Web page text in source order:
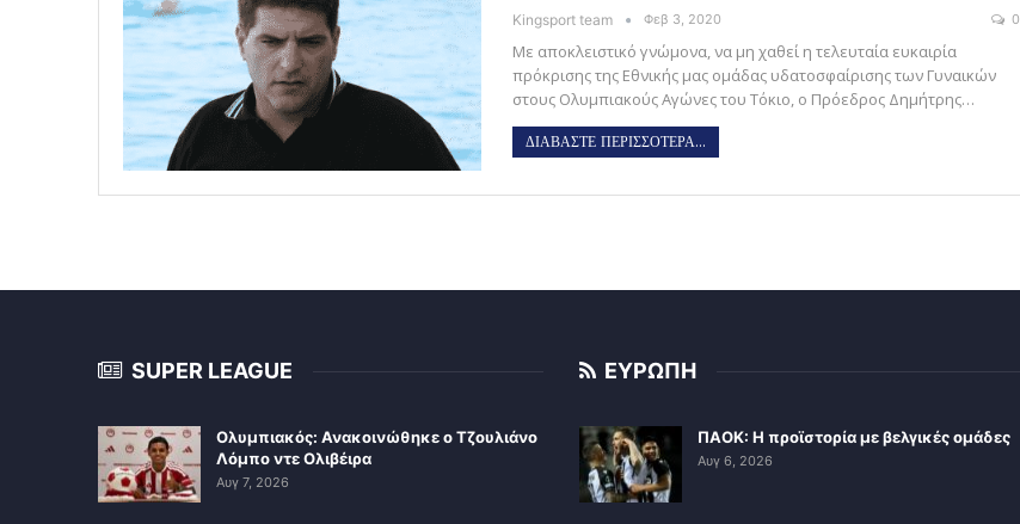
Kingsport team Φεβ 3, 2020 0
Με αποκλειστικό γνώμονα, να μη χαθεί η τελευταία ευκαιρία
πρόκρισης της Εθνικής μας ομάδας υδατοσφαίρισης των Γυναικών
στους Ολυμπιακούς Αγώνες του Τόκιο, ο Πρόεδρος Δημήτρης…
ΔΙΑΒΑΣΤΕ ΠΕΡΙΣΣΟΤΕΡΑ...
SUPER LEAGUE
Ολυμπιακός: Ανακοινώθηκε ο Τζουλιάνο
Λόμπο ντε Ολιβέιρα
Αυγ 7, 2026
ΕΥΡΩΠΗ
ΠΑΟΚ: Η προϊστορία με βελγικές ομάδες
Αυγ 6, 2026